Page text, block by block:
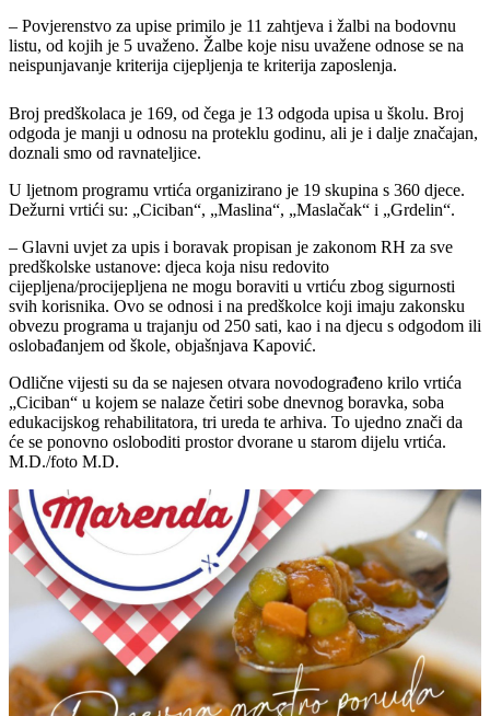
– Povjerenstvo za upise primilo je 11 zahtjeva i žalbi na bodovnu
listu, od kojih je 5 uvaženo. Žalbe koje nisu uvažene odnose se na
neispunjavanje kriterija cijepljenja te kriterija zaposlenja.
Broj predškolaca je 169, od čega je 13 odgoda upisa u školu. Broj
odgoda je manji u odnosu na proteklu godinu, ali je i dalje značajan,
doznali smo od ravnateljice.
U ljetnom programu vrtića organizirano je 19 skupina s 360 djece.
Dežurni vrtići su: „Ciciban“, „Maslina“, „Maslačak“ i „Grdelin“.
– Glavni uvjet za upis i boravak propisan je zakonom RH za sve
predškolske ustanove: djeca koja nisu redovito
cijepljena/procijepljena ne mogu boraviti u vrtiću zbog sigurnosti
svih korisnika. Ovo se odnosi i na predškolce koji imaju zakonsku
obvezu programa u trajanju od 250 sati, kao i na djecu s odgodom ili
oslobađanjem od škole, objašnjava Kapović.
Odlične vijesti su da se najesen otvara novodograđeno krilo vrtića
„Ciciban“ u kojem se nalaze četiri sobe dnevnog boravka, soba
edukacijskog rehabilitatora, tri ureda te arhiva. To ujedno znači da
će se ponovno osloboditi prostor dvorane u starom dijelu vrtića.
M.D./foto M.D.